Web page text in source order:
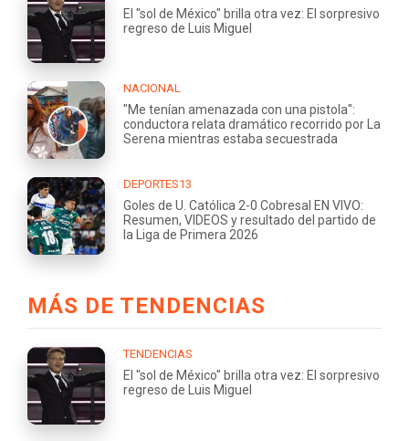
El "sol de México" brilla otra vez: El sorpresivo
regreso de Luis Miguel
NACIONAL
"Me tenían amenazada con una pistola":
conductora relata dramático recorrido por La
Serena mientras estaba secuestrada
DEPORTES13
Goles de U. Católica 2-0 Cobresal EN VIVO:
Resumen, VIDEOS y resultado del partido de
la Liga de Primera 2026
MÁS DE TENDENCIAS
TENDENCIAS
El "sol de México" brilla otra vez: El sorpresivo
regreso de Luis Miguel